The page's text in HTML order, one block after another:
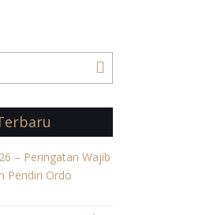
– Peringatan Wajib
Pendiri Ordo